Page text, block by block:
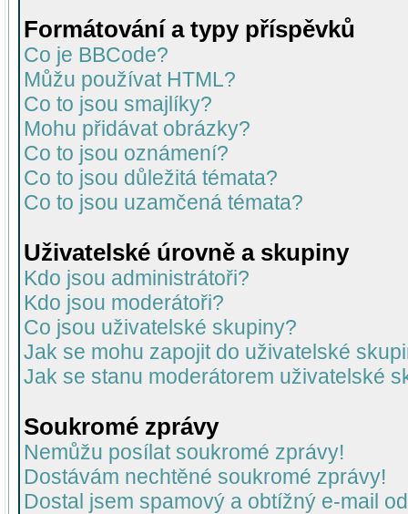
Formátování a typy příspěvků
Co je BBCode?
Můžu používat HTML?
Co to jsou smajlíky?
Mohu přidávat obrázky?
Co to jsou oznámení?
Co to jsou důležitá témata?
Co to jsou uzamčená témata?
Uživatelské úrovně a skupiny
Kdo jsou administrátoři?
Kdo jsou moderátoři?
Co jsou uživatelské skupiny?
Jak se mohu zapojit do uživatelské
Jak se stanu moderátorem uživatelské
Soukromé zprávy
Nemůžu posílat soukromé zprávy!
Dostávám nechtěné soukromé zprávy!
Dostal jsem spamový a obtížný e-mail